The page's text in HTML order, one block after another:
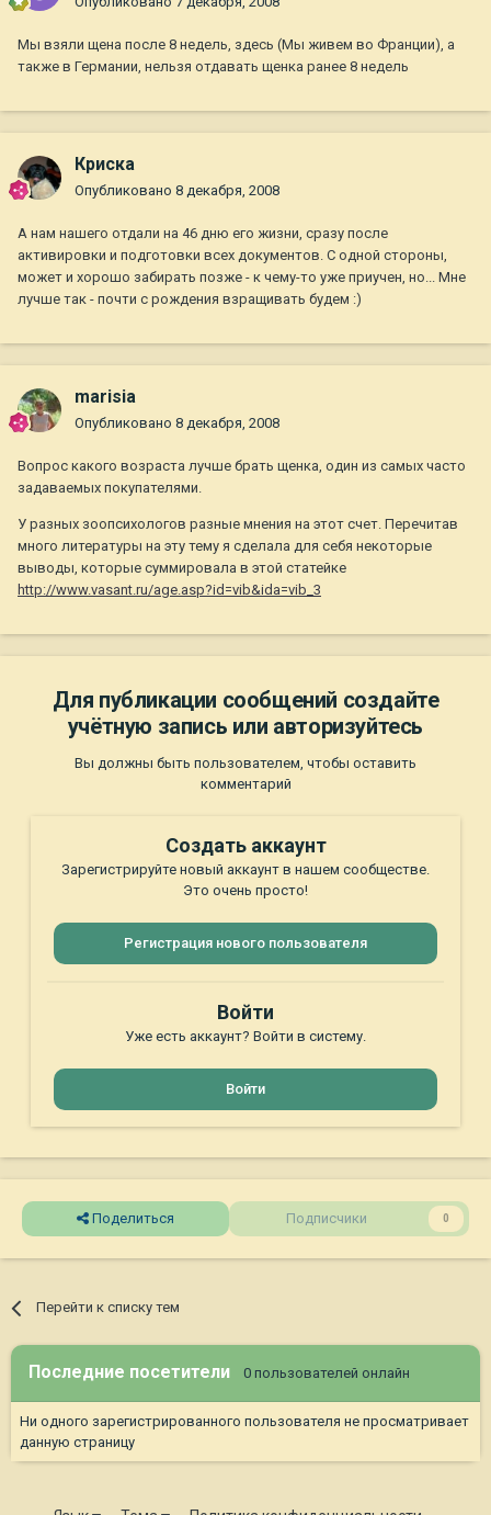
Мы взяли щена после 8 недель, здесь (Мы живем во Франции), а
также в Германии, нельзя отдавать щенка ранее 8 недель
Криска
Опубликовано 8 декабря, 2008
А нам нашего отдали на 46 дню его жизни, сразу после
активировки и подготовки всех документов. С одной стороны,
может и хорошо забирать позже - к чему-то уже приучен, но... Мне
лучше так - почти с рождения взращивать будем :)
marisia
Опубликовано 8 декабря, 2008
Вопрос какого возраста лучше брать щенка, один из самых часто
задаваемых покупателями.
У разных зоопсихологов разные мнения на этот счет. Перечитав
много литературы на эту тему я сделала для себя некоторые
выводы, которые суммировала в этой статейке
http://www.vasant.ru/age.asp?id=vib&ida=vib_3
Для публикации сообщений создайте
учётную запись или авторизуйтесь
Вы должны быть пользователем, чтобы оставить
комментарий
Создать аккаунт
Зарегистрируйте новый аккаунт в нашем сообществе.
Это очень просто!
Регистрация нового пользователя
Войти
Уже есть аккаунт? Войти в систему.
Войти
Поделиться Подписчики 0
Перейти к списку тем
Последние посетители 0 пользователей онлайн
Ни одного зарегистрированного пользователя не просматривает
данную страницу